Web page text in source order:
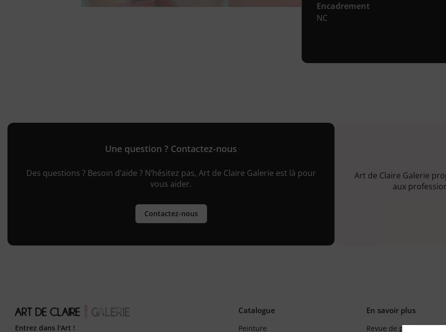
Encadrement
NC
Une question ? Contactez-nous
Des questions ? Besoin d’aide ? N’hésitez pas, Art de Claire Galerie est là pour
vous aider.
Contactez-nous
Art de Claire Galerie
aux
Entrez dans l'Art !
Catalogue
Peinture
En savoir plus
Revue de presse